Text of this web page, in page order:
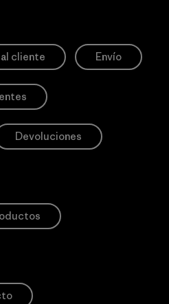
cliente Envío
Devoluciones